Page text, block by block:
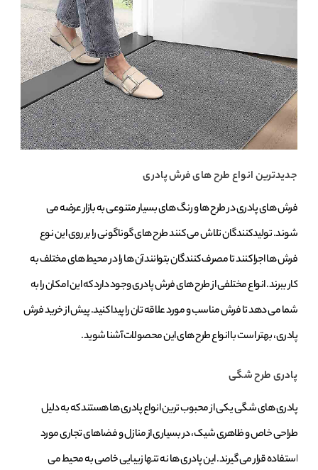
جدیدترین انواع طرح ‌های فرش پادری
فرش ‌های پادری در طرح‌ ها و رنگ‌ های بسیار متنوعی به بازار عرضه می‌
شوند. تولیدکنندگان تلاش می ‌کنند طرح‌ های گوناگونی را بر روی این نوع
فرش‌ ها اجرا کنند تا مصرف ‌کنندگان بتوانند آن‌ ها را در محیط‌ های مختلف به
کار ببرند. انواع مختلفی از طرح‌ های فرش پادری وجود دارد که این امکان را به
شما می ‌دهد تا فرش مناسب و مورد علاقه ‌تان را پیدا کنید. پیش از خرید فرش
پادری، بهتر است با انواع طرح‌ های این محصولات آشنا شوید.
پادری طرح شگی
پادری‌ های شگی یکی از محبوب‌ ترین انواع پادری‌ ها هستند که به دلیل
طراحی خاص و ظاهری شیک، در بسیاری از منازل و فضاهای تجاری مورد
استفاده قرار می‌ گیرند. این پادری‌ ها نه تنها زیبایی خاصی به محیط می